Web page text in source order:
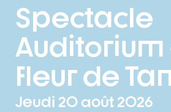
Spectacle
Auditorium
fleur de
Jeudi 20 août 2026